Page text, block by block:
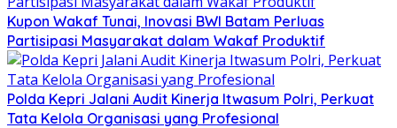
Kupon Wakaf Tunai, Inovasi BWI Batam Perluas
Partisipasi Masyarakat dalam Wakaf Produktif
Polda Kepri Jalani Audit Kinerja Itwasum Polri, Perkuat
Tata Kelola Organisasi yang Profesional